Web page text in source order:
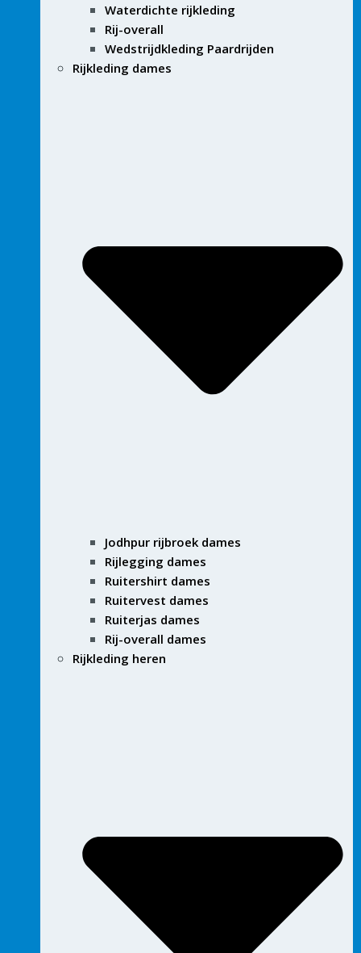
Waterdichte rijkleding
Rij-overall
Wedstrijdkleding Paardrijden
Rijkleding dames
Jodhpur rijbroek dames
Rijlegging dames
Ruitershirt dames
Ruitervest dames
Ruiterjas dames
Rij-overall dames
Rijkleding heren